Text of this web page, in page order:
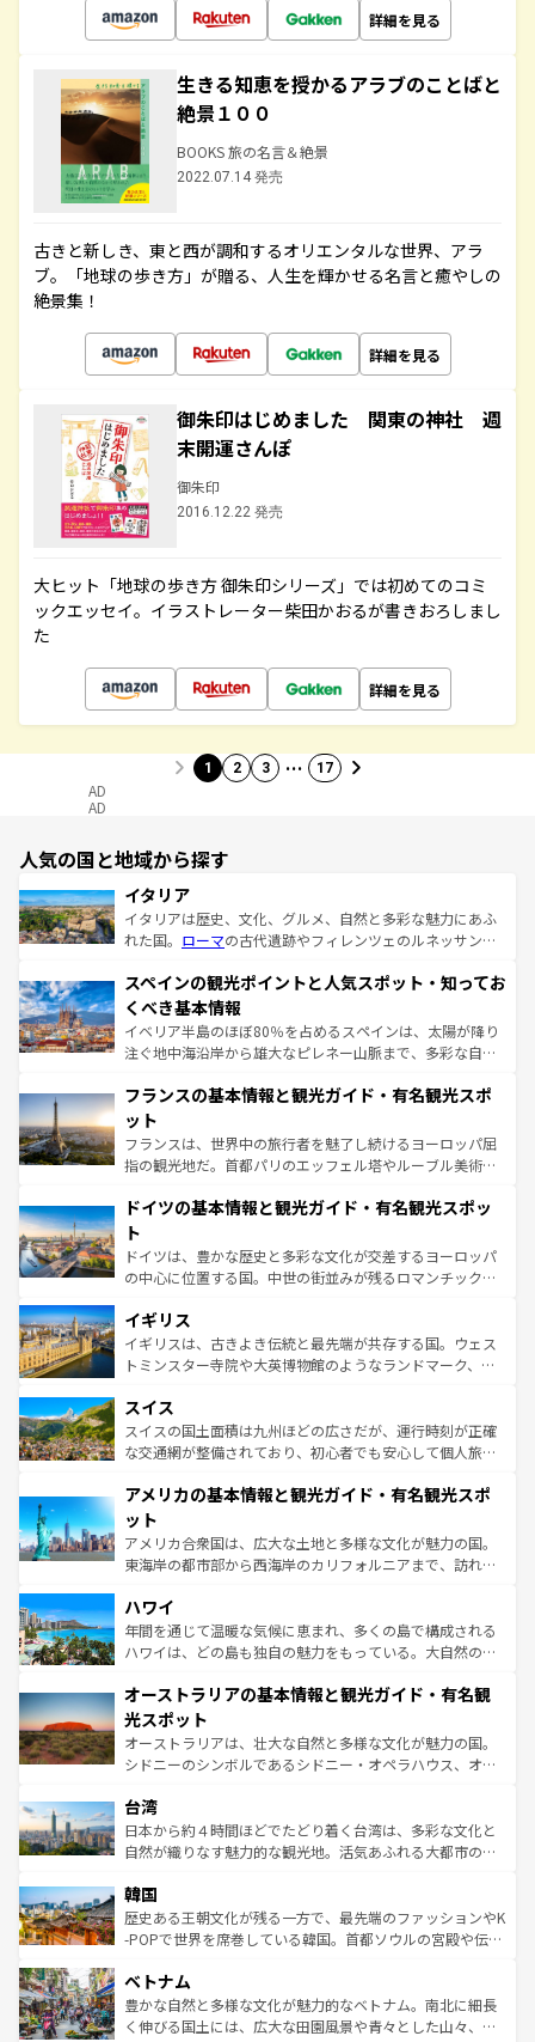
詳細を見る
生きる知恵を授かるアラブのことばと
絶景１００
BOOKS 旅の名言＆絶景
2022.07.14 発売
古きと新しき、東と西が調和するオリエンタルな世界、アラ
ブ。「地球の歩き方」が贈る、人生を輝かせる名言と癒やしの
絶景集！
詳細を見る
御朱印はじめました 関東の神社 週
末開運さんぽ
御朱印
2016.12.22 発売
大ヒット「地球の歩き方 御朱印シリーズ」では初めてのコミ
ックエッセイ。イラストレーター柴田かおるが書きおろしまし
た
詳細を見る
1 2 3 … 17
AD
AD
人気の国と地域から探す
イタリア
イタリアは歴史、文化、グルメ、自然と多彩な魅力にあふ
れた国。 ローマの古代遺跡やフィレンツェのルネッサンス
ろん、トスカーナの美しい田園風景やアマルフィ海岸の絶
景など、自然景観も見逃せない。観光の合間には、本場の
ピザやパスタなど、絶品のイタリア料理を堪能することも
できる。朝目覚めてから夜眠るまで、すべての瞬間を楽し
なお、新着のイタリア情報はコンテンツ一覧を参照してほ
しい。
スペインの観光ポイントと人気スポット・知ってお
くべき基本情報
イベリア半島のほぼ80％を占めるスペインは、太陽が降り
注ぐ地中海沿岸から雄大なピレネー山脈まで、多彩な自然
文化が根付くこの国では、情熱的なフラメンコ、熱気あふ
れる闘牛、そして美味しいタパスが生活の一部となってい
る。首都マドリードの洗練された雰囲気や、バルセロナの
アートに溢れた街角から、地方では古代ローマ遺跡や中世
せる。地方によって風土や気候が異なるスペインはその個
ンテンツ一覧 を参照してほしい。
フランスの基本情報と観光ガイド・有名観光スポ
ット
フランスは、世界中の旅行者を魅了し続けるヨーロッパ屈
指の観光地だ。首都パリのエッフェル塔やルーブル美術館
で、幅広い魅力が詰まっている。華麗な宮殿、歴史的な大
聖堂、美しいビーチ、そして豊かな自然が、訪れる者を心
から魅了する。また、フランスは美食の国としても知ら
れ、フランス料理はユネスコ無形文化遺産にも登録されて
香り高いラベンダー畑など、多彩な楽しみ方が可能だ。さ
らに、パリ以外の地域にも魅力が溢れており、どの街角に
も豊かな歴史と文化が息づいている。パリ以外の個性あふ
を参照してほしい。
ドイツの基本情報と観光ガイド・有名観光スポッ
ト
ドイツは、豊かな歴史と多彩な文化が交差するヨーロッパ
の中心に位置する国。中世の街並みが残るロマンチック街
顔を持つこの国は、どこを歩いても飽きることがない。ベ
ルリンの文化的活気、バイエルン州のアルプスの絶景、そ
してライン川沿いのワイン畑といった風景は必見。ビール
は、お酒好きな人にはぜひ体験してほしい。 なお、新着の
ドイツ情報はコンテンツ一覧を参照してほしい。
イギリス
イギリスは、古きよき伝統と最先端が共存する国。ウェス
トミンスター寺院や大英博物館のようなランドマーク、歴
リアごとに異なる魅力がある。また、優雅なアフタヌーン
ティー、ビール好きにはたまらない英国パブ、サッカー観
戦など、本場だからこそできる体験も豊富。イギリスを旅
ンツ一覧を参照してほしい。
スイス
スイスの国土面積は九州ほどの広さだが、運行時刻が正確
な交通網が整備されており、初心者でも安心して個人旅行
の建物がそのまま残る町や、スイスならではのユニークな
博物館もあり、アルプス観光だけでなく町歩きも満喫する
ことができる。国民の所得が高いため物価も高いが、旅行
者向けの交通パス提供のサービスもあり、うまく活用すれ
着のスイス情報は
アメリカの基本情報と観光ガイド・有名観光スポ
ット
アメリカ合衆国は、広大な土地と多様な文化が魅力の国。
東海岸の都市部から西海岸のカリフォルニアまで、訪れる
のような巨大都市は、観光、ショッピング、エンターテイ
ンメントが詰まった刺激的なスポットだ。一方、アメリカ
西部には大自然が広がり、グランドキャニオンやイエロー
部のニューオーリンズでは、音楽と美食が融合した独特の
文化が魅力。旅行者はアメリカの各地域で異なる魅力を楽
しみながら、その多様性と豊かな歴史を感じることができ
るだろう。車でのロードトリップや列車の旅も、アメリカ
情報は
ハワイ
年間を通じて温暖な気候に恵まれ、多くの島で構成される
ハワイは、どの島も独自の魅力をもっている。大自然の神
ワイ島は見逃せない。また、定番の観光地といえばオアフ
島だが、静かな自然を求めるならマウイ島やカウアイ島が
おすすめ。エメラルドグリーンに輝く海をはじめ、豊かな
文化や歴史が息づいている。「アロハスピリット」と呼ば
人々、おいしいローカルフードやハワイアンミュージッ
ク、伝統的なフラダンスなど、すべてがハワイの魅力を彩
っている。訪れるたびに新しい発見と感動が待っているハ
はコンテンツ一覧
オーストラリアの基本情報と観光ガイド・有名観
光スポット
オーストラリアは、壮大な自然と多様な文化が魅力の国。
シドニーのシンボルであるシドニー・オペラハウス、オー
リアリーフや大陸中央部にそびえるウルル（エアーズロッ
ク）、タスマニアの美しい原生林やケアンズの熱帯雨林な
ど、見どころがたくさん。また、カフェやワイン、オージ
いる。アクティビティも充実しており、サーフィンやダイ
ビング、ハイキングなど、アウトドア好きにはたまらな
い。オーストラリアの多彩な魅力を存分に味わいつくそ
参照してほしい。
台湾
日本から約４時間ほどでたどり着く台湾は、多彩な文化と
自然が織りなす魅力的な観光地。活気あふれる大都市の台
ン）、静ひつな山岳地帯である台湾東部など、都市の喧騒
と山間の静けさが共存しており、訪れる人に新しい発見と
驚きをもたらしてくれる。また、奥深い台湾の食文化も魅
容にもいいと評判のスイーツなど、バラエティ豊かな料理
が味わえる。 なお、新着の台湾情報は コンテンツ一覧を参
照してほしい。
韓国
歴史ある王朝文化が残る一方で、最先端のファッションやK
-POPで世界を席巻している韓国。首都ソウルの宮殿や伝統
き、地方に足を延ばせば四季折々の自然美を楽しむことが
できる。そして、キムチや焼肉、絶品のストリートフード
まで、さまざまな韓国料理が待っている。夜には、韓国な
ベトナム
豊かな自然と多様な文化が魅力的なベトナム。南北に細長
く伸びる国土には、広大な田園風景や青々とした山々、世